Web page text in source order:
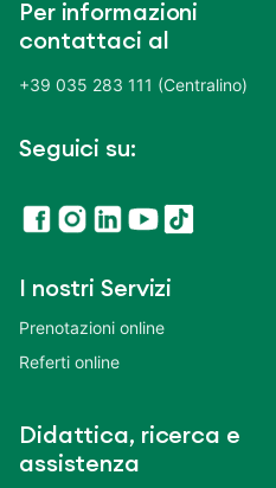
Per informazioni
contattaci al
+39 035 283 111 (Centralino)
Seguici su:
I nostri Servizi
Prenotazioni online
Referti online
Didattica, ricerca e
assistenza